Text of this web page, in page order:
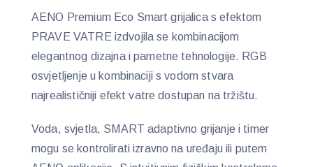
AENO Premium Eco Smart grijalica s efektom
PRAVE VATRE izdvojila se kombinacijom
elegantnog dizajna i pametne tehnologije. RGB
osvjetljenje u kombinaciji s vodom stvara
najrealističniji efekt vatre dostupan na tržištu.
Voda, svjetla, SMART adaptivno grijanje i timer
mogu se kontrolirati izravno na uređaju ili putem